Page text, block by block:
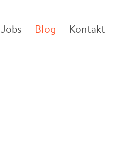
Jobs Blog Kontakt